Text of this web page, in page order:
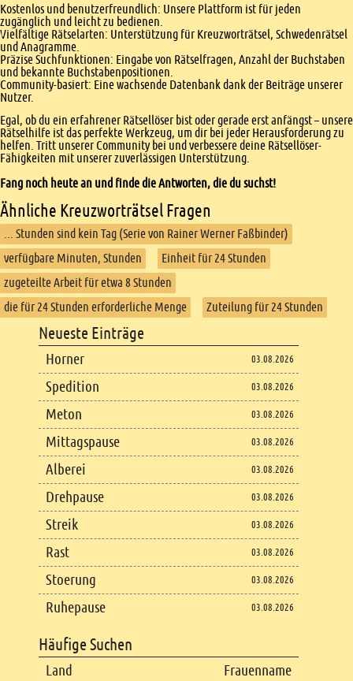
Kostenlos und benutzerfreundlich: Unsere Plattform ist für jeden
zugänglich und leicht zu bedienen.
Vielfältige Rätselarten: Unterstützung für Kreuzworträtsel, Schwedenrätsel
und Anagramme.
Präzise Suchfunktionen: Eingabe von Rätselfragen, Anzahl der Buchstaben
und bekannte Buchstabenpositionen.
Community-basiert: Eine wachsende Datenbank dank der Beiträge unserer
Nutzer.
Egal, ob du ein erfahrener Rätsellöser bist oder gerade erst anfängst – unsere
Rätselhilfe ist das perfekte Werkzeug, um dir bei jeder Herausforderung zu
helfen. Tritt unserer Community bei und verbessere deine Rätsellöser-
Fähigkeiten mit unserer zuverlässigen Unterstützung.
Fang noch heute an und finde die Antworten, die du suchst!
Ähnliche Kreuzworträtsel Fragen
... Stunden sind kein Tag (Serie von Rainer Werner Faßbinder)
verfügbare Minuten, Stunden
Einheit für 24 Stunden
zugeteilte Arbeit für etwa 8 Stunden
die für 24 Stunden erforderliche Menge
Zuteilung für 24 Stunden
Footer content
Neueste Einträge
Horner 03.08.2026
Spedition 03.08.2026
Meton 03.08.2026
Mittagspause 03.08.2026
Alberei 03.08.2026
Drehpause 03.08.2026
Streik 03.08.2026
Rast 03.08.2026
Stoerung 03.08.2026
Ruhepause 03.08.2026
Häufige Suchen
Land
Frauenname